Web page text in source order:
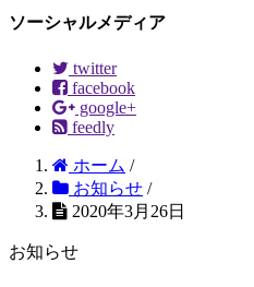
ソーシャルメディア
twitter
facebook
google+
feedly
ホーム /
お知らせ /
2020年3月26日
お知らせ